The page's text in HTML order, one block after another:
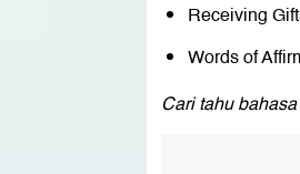
Receiving
Words of
Cari tahu